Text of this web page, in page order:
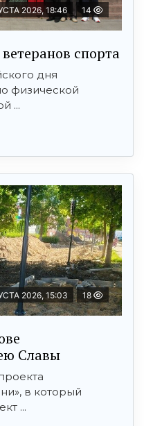
2026, 18:46 14
спорта
дня
физической
...
2026, 15:03 18
Славы
в который
...